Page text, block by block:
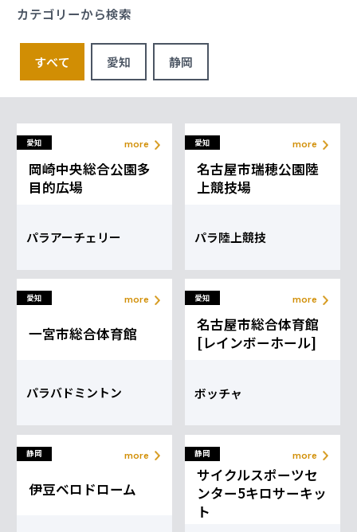
個人競技
パラ水泳
ー
ットボール
個人競技 球技 more
球技
カテゴリーから検索
すべて 愛知 静岡
愛知
岡崎中央総合公園多
目的広場
パラアーチェリー
more 愛知
名古屋市瑞穂公園陸
上競技場
パラ陸上競技
more
愛知
一宮市総合体育館
パラバドミントン
more 愛知
名古屋市総合体育館
[レインボーホール]
ボッチャ
more
静岡
伊豆ベロドローム
more 静岡
サイクルスポーツセ
ンター5キロサーキッ
ト
more